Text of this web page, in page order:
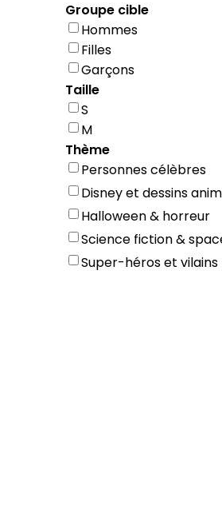
Groupe cible
Hommes
Filles
Garçons
Taille
S
M
Thème
Personnes célèbres
Disney et dessins
Halloween & horreur
Science fiction &
Super-héros et vilains